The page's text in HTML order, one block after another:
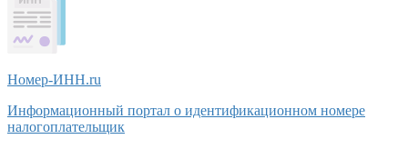
Номер-ИНН.ru
Информационный портал о идентификационном номере
налогоплательщик